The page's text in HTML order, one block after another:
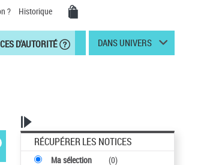
? Historique
D'AUTORITÉ DANS UNIVERS
RÉCUPÉRER LES NOTICES
Ma sélection (0)